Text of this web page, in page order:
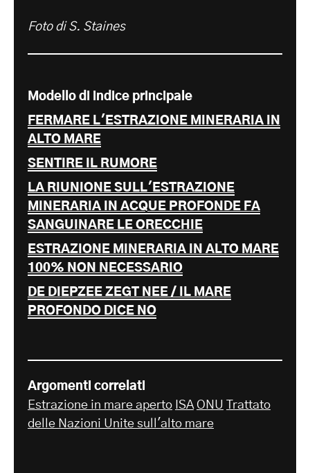
Foto di S. Staines
Modello di indice principale
FERMARE L'ESTRAZIONE MINERARIA IN
ALTO MARE
SENTIRE IL RUMORE
LA RIUNIONE SULL'ESTRAZIONE
MINERARIA IN ACQUE PROFONDE FA
SANGUINARE LE ORECCHIE
ESTRAZIONE MINERARIA IN ALTO MARE
100% NON NECESSARIO
DE DIEPZEE ZEGT NEE / IL MARE
PROFONDO DICE NO
Argomenti correlati
Estrazione in mare aperto ISA ONU
Trattato
delle Nazioni Unite sull'alto mare